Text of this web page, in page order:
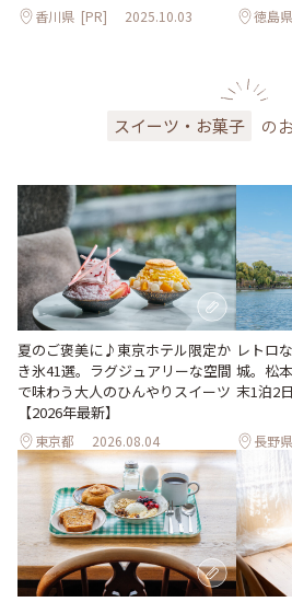
香川県 [PR] 2025.10.03 徳島県
スイーツ・お菓子 の
夏のご褒美に♪東京ホテル限定か
き氷41選。ラグジュアリーな空間
で味わう大人のひんやりスイーツ
【2026年最新】
東京都 2026.08.04
レトロ
城。松
末1泊2
長野県